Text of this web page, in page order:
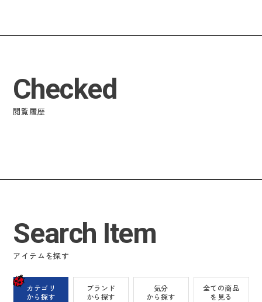
Checked
閲覧履歴
Search Item
アイテムを探す
カテゴリ
から探す
ブランド
から探す
気分
から探す
全ての商品
を見る